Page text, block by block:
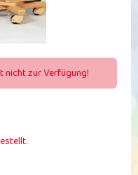
nicht zur Verfügung!